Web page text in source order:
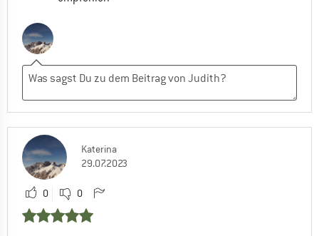
Katerina
29.07.2023
0 0